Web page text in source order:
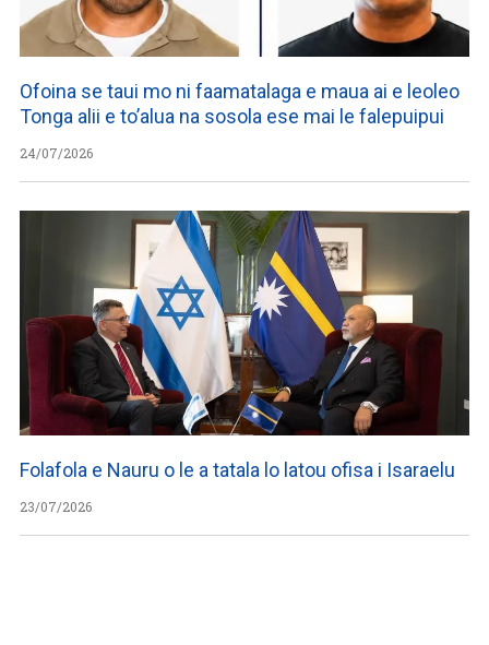
Ofoina se taui mo ni faamatalaga e maua ai e leoleo
Tonga alii e to’alua na sosola ese mai le falepuipui
24/07/2026
Folafola e Nauru o le a tatala lo latou ofisa i Isaraelu
23/07/2026